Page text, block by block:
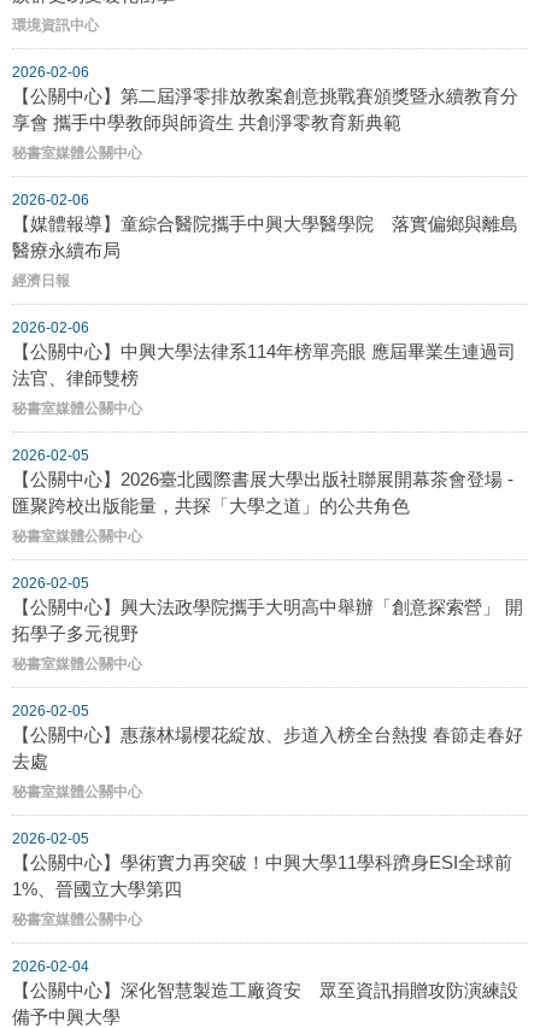
環境資訊中心
2026-02-06
【公關中心】第二屆淨零排放教案創意挑戰賽頒獎暨永續教育分
享會 攜手中學教師與師資生 共創淨零教育新典範
秘書室媒體公關中心
2026-02-06
【媒體報導】童綜合醫院攜手中興大學醫學院 落實偏鄉與離島
醫療永續布局
經濟日報
2026-02-06
【公關中心】中興大學法律系114年榜單亮眼 應屆畢業生連過司
法官、律師雙榜
秘書室媒體公關中心
2026-02-05
【公關中心】2026臺北國際書展大學出版社聯展開幕茶會登場 -
匯聚跨校出版能量，共探「大學之道」的公共角色
秘書室媒體公關中心
2026-02-05
【公關中心】興大法政學院攜手大明高中舉辦「創意探索營」 開
拓學子多元視野
秘書室媒體公關中心
2026-02-05
【公關中心】惠蓀林場櫻花綻放、步道入榜全台熱搜 春節走春好
去處
秘書室媒體公關中心
2026-02-05
【公關中心】學術實力再突破！中興大學11學科躋身ESI全球前
1%、晉國立大學第四
秘書室媒體公關中心
2026-02-04
【公關中心】深化智慧製造工廠資安 眾至資訊捐贈攻防演練設
備予中興大學